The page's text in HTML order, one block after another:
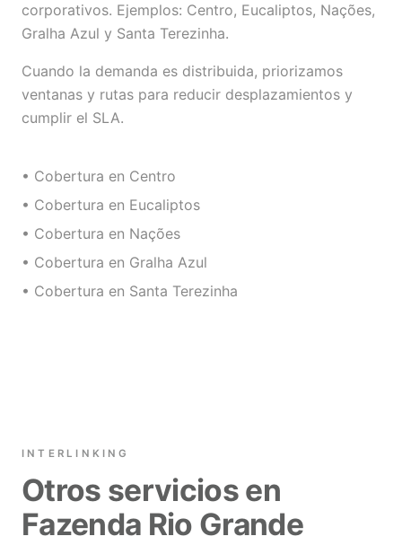
corporativos. Ejemplos: Centro, Eucaliptos, Nações,
Gralha Azul y Santa Terezinha.
Cuando la demanda es distribuida, priorizamos
ventanas y rutas para reducir desplazamientos y
cumplir el SLA.
• Cobertura en Centro
• Cobertura en Eucaliptos
• Cobertura en Nações
• Cobertura en Gralha Azul
• Cobertura en Santa Terezinha
INTERLINKING
Otros servicios en
Fazenda Rio Grande